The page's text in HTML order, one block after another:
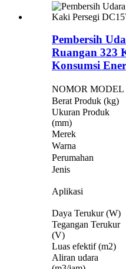
Pembersih
Ruangan 323
Konsumsi
NOMOR MODEL
Berat Produk (kg)
Ukuran Produk
(mm)
Merek
Warna
Perumahan
Jenis
Aplikasi
Daya Terukur (W)
Tegangan Terukur
(V)
Luas efektif (m2)
Aliran udara